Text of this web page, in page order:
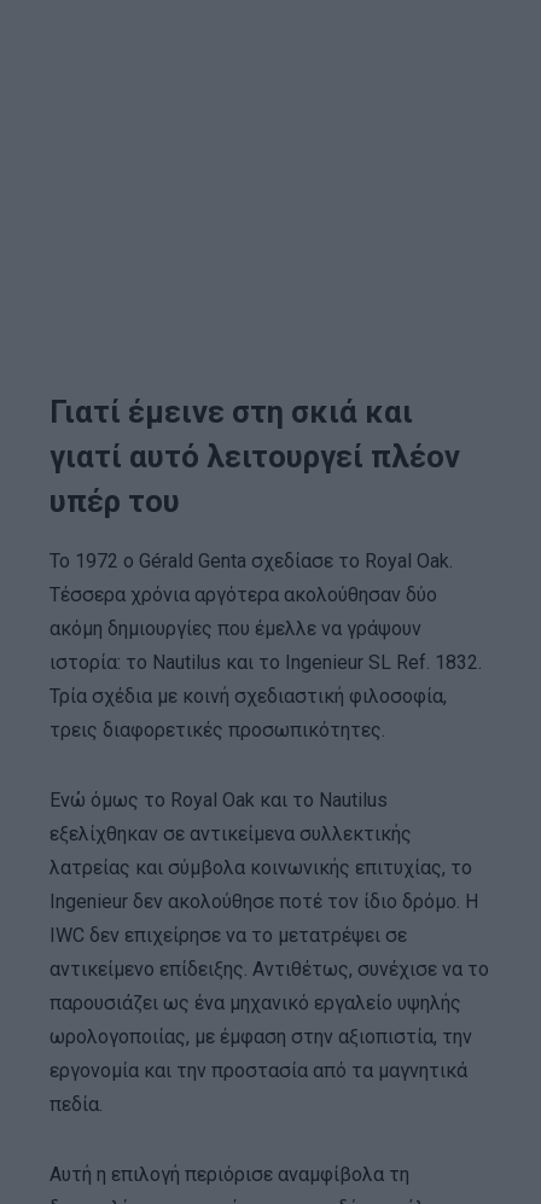
Γιατί έμεινε στη σκιά και
γιατί αυτό λειτουργεί πλέον
υπέρ του
Το 1972 ο Gérald Genta σχεδίασε το Royal Oak.
Τέσσερα χρόνια αργότερα ακολούθησαν δύο
ακόμη δημιουργίες που έμελλε να γράψουν
ιστορία: το Nautilus και το Ingenieur SL Ref. 1832.
Τρία σχέδια με κοινή σχεδιαστική φιλοσοφία,
τρεις διαφορετικές προσωπικότητες.
Ενώ όμως το Royal Oak και το Nautilus
εξελίχθηκαν σε αντικείμενα συλλεκτικής
λατρείας και σύμβολα κοινωνικής επιτυχίας, το
Ingenieur δεν ακολούθησε ποτέ τον ίδιο δρόμο. Η
IWC δεν επιχείρησε να το μετατρέψει σε
αντικείμενο επίδειξης. Αντιθέτως, συνέχισε να το
παρουσιάζει ως ένα μηχανικό εργαλείο υψηλής
ωρολογοποιίας, με έμφαση στην αξιοπιστία, την
εργονομία και την προστασία από τα μαγνητικά
πεδία.
Αυτή η επιλογή περιόρισε αναμφίβολα τη